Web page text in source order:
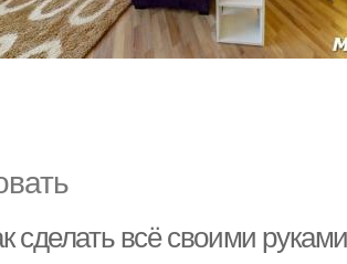
сделать всё своими руками